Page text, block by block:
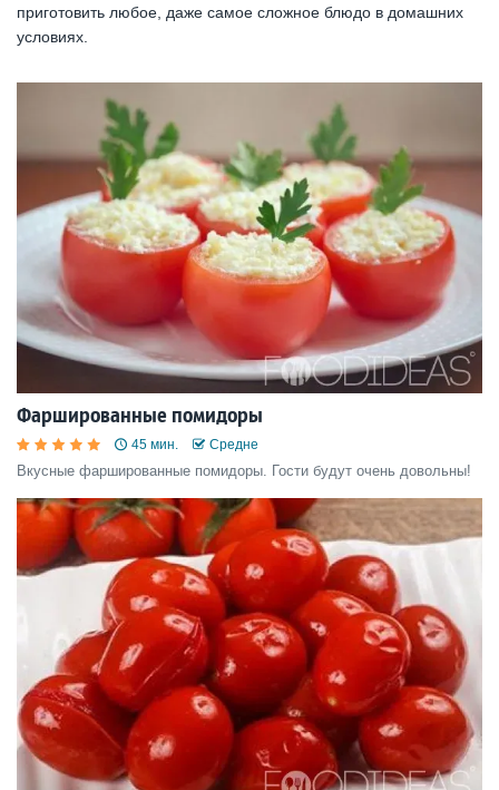
приготовить любое, даже самое сложное блюдо в домашних
условиях.
Фаршированные помидоры
45 мин. Средне
Вкусные фаршированные помидоры. Гости будут очень довольны!